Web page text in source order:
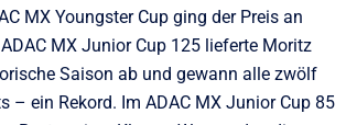
MX Youngster Cup ging der Preis an
MX Junior Cup 125 lieferte Moritz
Saison ab und gewann alle zwölf
– ein Rekord. Im ADAC MX Junior Cup 85